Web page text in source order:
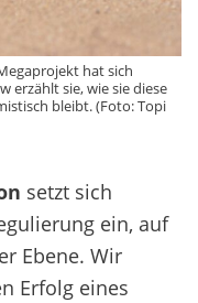
hat sich
erzählt sie, wie sie diese
bleibt. (Foto: Topi
setzt sich
ein, auf
Ebene. Wir
Erfolg eines